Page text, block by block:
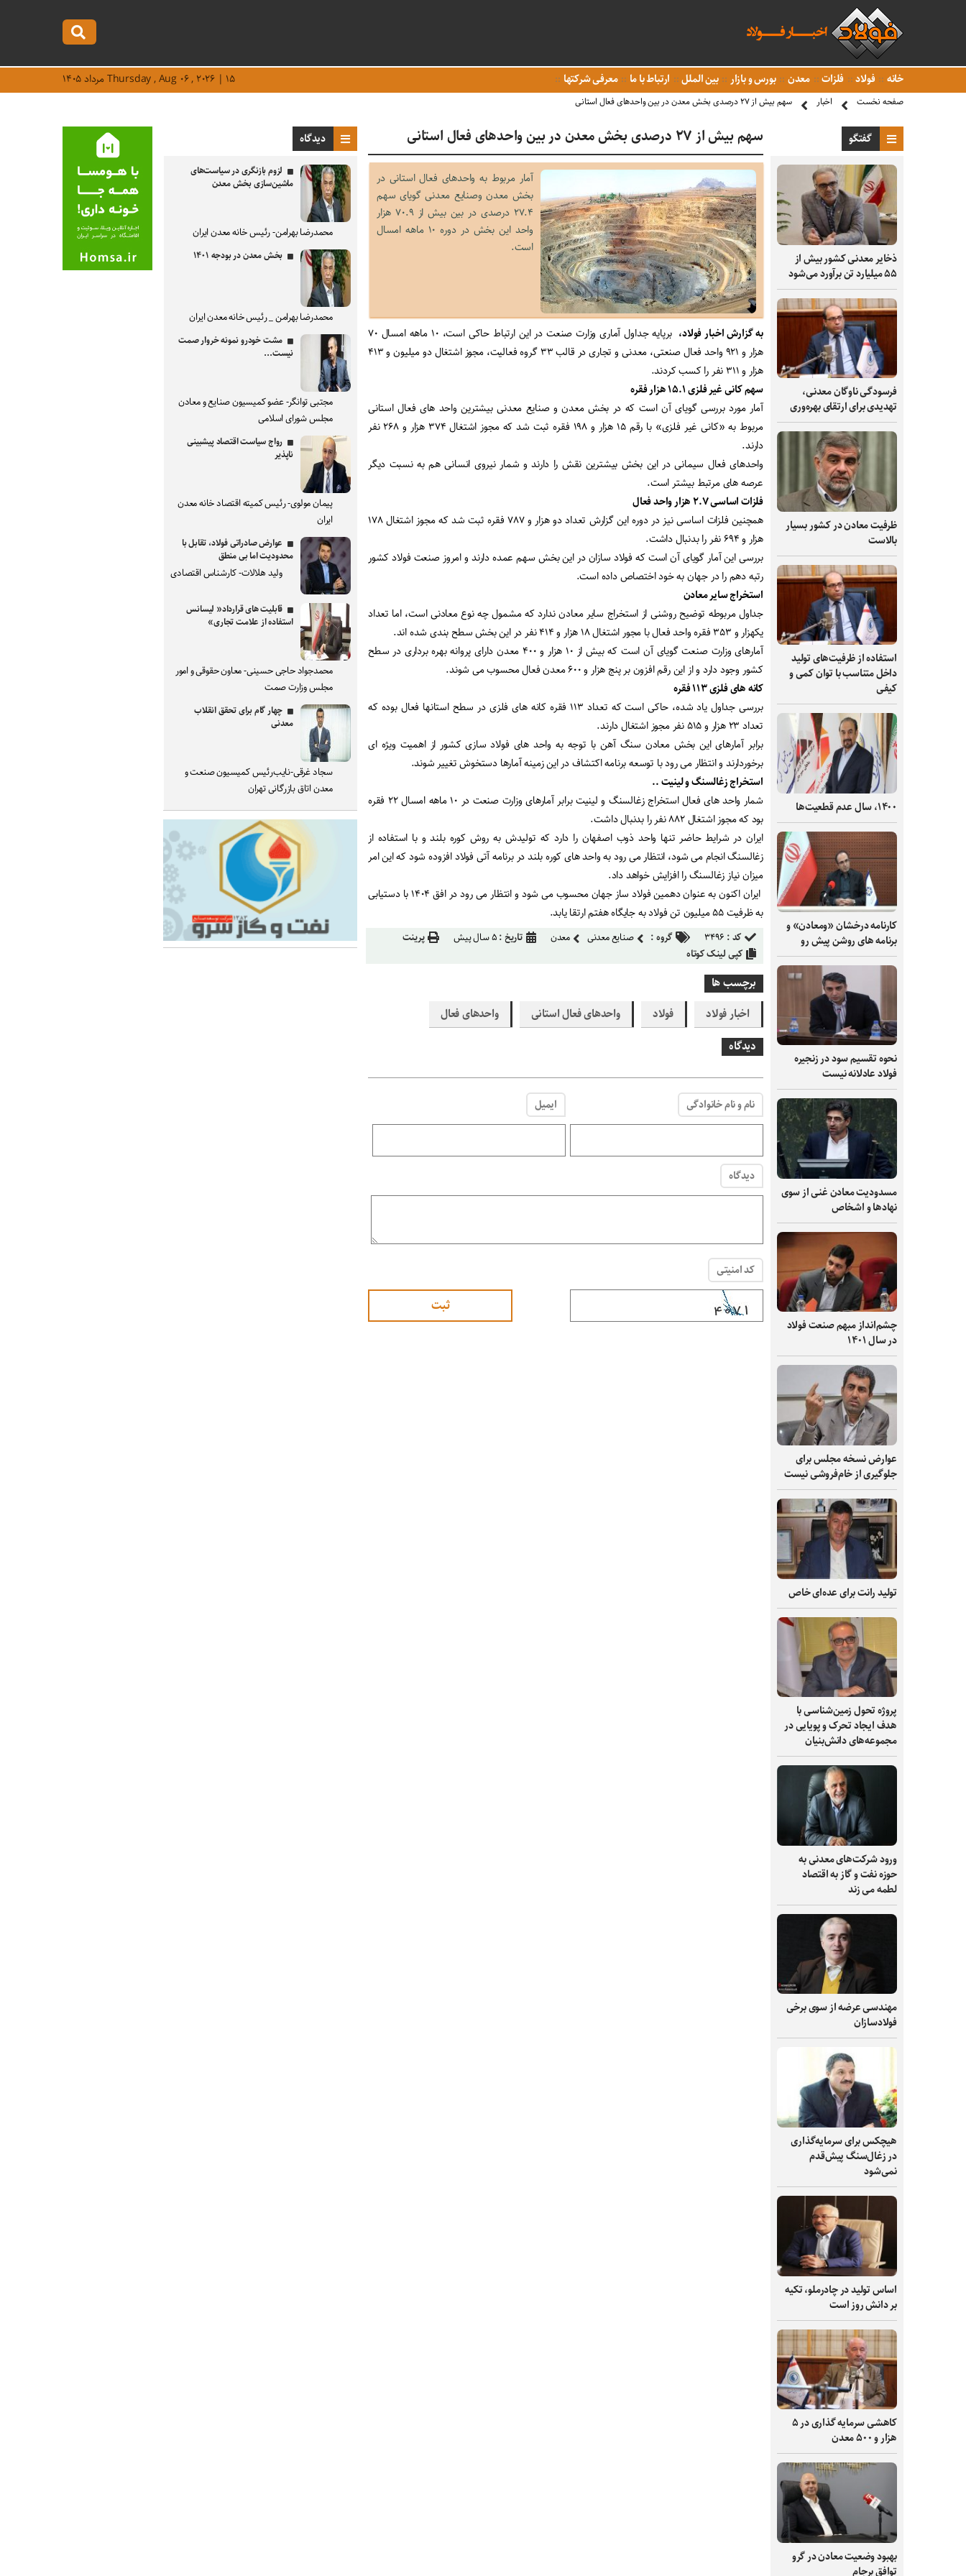
خانه فولاد فلزات معدن بورس و بازار بین الملل ارتباط با ما معرفی شرکتها Thursday , Aug ۰۶ , ۲۰۲۶ | ۱۵ مرداد ۱۴۰۵
صفحه نخست اخبار سهم بیش از ۲۷ درصدی بخش معدن در بین واحدهای فعال استانی
گفتگو
ذخایر معدنی کشور بیش از
۵۵ میلیارد تن برآورد می‌شود
فرسودگی ناوگان معدنی،
تهدیدی برای ارتقای بهره‌وری
ظرفیت‌ معادن در کشور بسیار
بالاست
استفاده از ظرفیت‌های تولید
داخل متناسب با توان کمی و
کیفی
۱۴۰۰، سال عدم قطعیت‌ها
کارنامه درخشان «ومعادن» و
برنامه های روشن پیش رو
نحوه تقسیم سود در زنجیره
فولاد عادلانه نیست
مسدودیت معادن غنی از سوی
نهادها و اشخاص
چشم‌انداز مبهم صنعت فولاد
در سال ۱۴۰۱
عوارض نسخه مجلس برای
جلوگیری از خام‌فروشی نیست
تولید رانت برای عده‌ای خاص
پروژه تحول زمین‌شناسی با
هدف ایجاد تحرک و پویایی در
مجموعه‌های دانش‌بنیان
ورود شرکت‌های معدنی به
حوزه نفت و گاز به اقتصاد
لطمه می زند
مهندسی عرضه از سوی برخی
فولادسازان
هیچکس برای سرمایه‌گذاری
در زغال‌سنگ پیش‌قدم
نمی‌شود
اساس تولید در چادرملو، تکیه
بر دانش‌ روز است
کاهشی سرمایه گذاری در ۵
هزار و ۵۰۰ معدن
بهبود وضعیت معادن در گرو
توافق برجام
سهم بیش از ۲۷ درصدی بخش معدن در بین واحدهای فعال استانی
آمار مربوط به واحدهای فعال استانی در
بخش معدن وصنایع معدنی گویای سهم
۲۷.۴ درصدی در بین بیش از ۷۰.۹ هزار
واحد این بخش در دوره ۱۰ ماهه امسال
است.
به گزارش اخبار فولاد،
برپایه جداول آماری وزارت صنعت در این ارتباط حاکی است، ۱۰ ماهه امسال ۷۰
هزار و ۹۲۱ واحد فعال صنعتی، معدنی و تجاری در قالب ۳۳ گروه فعالیت، مجوز اشتغال دو میلیون و ۴۱۳
هزار و ۳۱۱ نفر را کسب کردند.
سهم کانی غیر فلزی ۱۵.۱ هزار فقره
آمار مورد بررسی گویای آن است که در بخش معدن و صنایع معدنی بیشترین واحد های فعال استانی
مربوط به «کانی غیر فلزی» با رقم ۱۵ هزار و ۱۹۸ فقره ثبت شد که مجوز اشتغال ۳۷۴ هزار و ۲۶۸ نفر
دارند.
واحدهای فعال سیمانی در این بخش بیشترین نقش را دارند و شمار نیروی انسانی هم به نسبت دیگر
عرصه های مرتبط بیشتر است.
فلزات اساسی ۲.۷ هزار واحد فعال
همچنین فلزات اساسی نیز در دوره این گزارش تعداد دو هزار و ۷۸۷ فقره ثبت شد که مجوز اشتغال ۱۷۸
هزار و ۶۹۴ نفر را بدنبال داشت.
بررسی این آمار گویای آن است که فولاد سازان در این بخش سهم عمده دارند و امروز صنعت فولاد کشور
رتبه دهم را در جهان به خود اختصاص داده است.
استخراج سایر معادن
جداول مربوطه توضیح روشنی از استخراج سایر معادن ندارد که مشمول چه نوع معادنی است، اما تعداد
یکهزار و ۳۵۳ فقره واحد فعال با مجور اشتغال ۱۸ هزار و ۴۱۴ نفر در این بخش سطح بندی شده اند.
آمارهای وزارت صنعت گویای آن است که بیش از ۱۰ هزار و ۴۰۰ معدن دارای پروانه بهره برداری در سطح
کشور وجود دارد و از این رقم افزون بر پنج هزار و ۶۰۰ معدن فعال محسوب می شوند.
کانه های فلزی ۱۱۳ فقره
بررسی جداول یاد شده، حاکی است که تعداد ۱۱۳ فقره کانه های فلزی در سطح استانها فعال بوده که
تعداد ۲۳ هزار و ۵۱۵ نفر مجوز اشتغال دارند.
برابر آمارهای این بخش معادن سنگ آهن با توجه به واحد های فولاد سازی کشور از اهمیت ویژه ای
برخوردارند و انتظار می رود با توسعه برنامه اکتشاف در این زمینه آمارها دستخوش تغییر شوند.
استخراج زغالسنگ و لینیت ..
شمار واحد های فعال استخراج زغالسنگ و لینیت برابر آمارهای وزارت صنعت در ۱۰ ماهه امسال ۲۲ فقره
بود که مجوز اشتغال ۸۸۲ نفر را بدنبال داشت.
ایران در شرایط حاضر تنها واحد ذوب اصفهان را دارد که تولیدش به روش کوره بلند و با استفاده از
زغالسنگ انجام می شود، انتظار می رود به واحد های کوره بلند در برنامه آتی فولاد افزوده شود که این امر
میزان نیاز زغالسنگ را افزایش خواهد داد.
ایران اکنون به عنوان دهمین فولاد ساز جهان محسوب می شود و انتظار می رود در افق ۱۴۰۴ با دستیابی
به ظرفیت ۵۵ میلیون تن فولاد به جایگاه هفتم ارتقا یابد.
کد : ۳۴۹۶ گروه : صنایع معدنی معدن تاریخ :۵ سال پیش
پرینت
کپی لینک کوتاه
برچسب ها
اخبار فولاد
فولاد واحدهای فعال استانی
واحدهای فعال
دیدگاه
نام و نام خانوادگی ایمیل
دیدگاه
کد امنیتی
دیدگاه
لزوم بازنگری در سیاست‌های
ماشین‌سازی بخش معدن
محمدرضا بهرامن- رئیس خانه معدن ایران
بخش معدن در بودجه ۱۴۰۱
محمدرضا بهرامن _ رئیس خانه معدن ایران
مشت خودرو نمونه خروار صمت
نیست...
مجتبی توانگر- عضو کمیسیون صنایع و معادن
مجلس شورای اسلامی
رواج سیاست اقتصاد پیشبینی
ناپذیر
پیمان مولوی- رئیس کمیته اقتصاد خانه معدن
ایران
عوارض صادراتی فولاد، تقابل با
محدودیت اما بی منطق
ولید هلالات- کارشناس اقتصادی
قابلیت های قرارداد« لیسانس
استفاده از علامت تجاری»
محمدجواد حاجی حسینی- معاون حقوقی و امور
مجلس وزارت صمت
چهار گام برای تحقق انقلاب
معدنی
سجاد غرقی-نایب‌رئیس کمیسیون صنعت و
معدن اتاق بازرگانی تهران